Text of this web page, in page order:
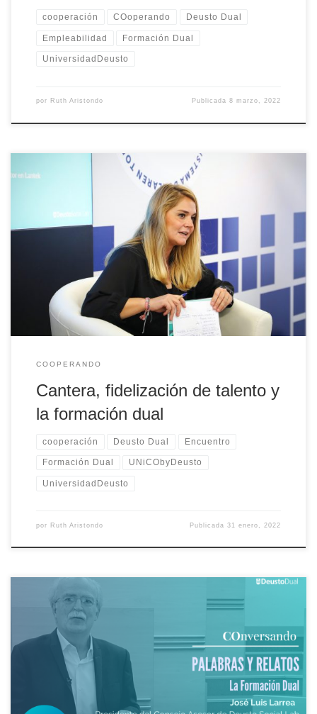
cooperación COoperando Deusto Dual
Empleabilidad Formación Dual
UniversidadDeusto
por Ruth Aristondo Publicada8 marzo, 2022
Gemma Nogales, directora de Desarrollo de Personas en Lantek,
responde a las preguntas que le lanzaron en el encuentro
UNi&CO,, celebrado el 26 de octubre de 2021, y que trató el tema
del futuro de la educación y el empleo, así como el papel de la
COOPERANDO
Cantera, fidelización de talento y
la formación dual
cooperación Deusto Dual Encuentro
Formación Dual UNiCObyDeusto
UniversidadDeusto
por Ruth Aristondo Publicada31 enero, 2022
José Luis Larrea, Presidente del Consejo Asesor de Deusto Social
Lab, nos habla en este vídeo sobre la importancia de las palabras,
sobre la clave de cómo utilizamos el lenguaje las personas a la
hora de imaginar, comunicar y COoperar. Éste es el vehículo para
activar las relaciones que nos llevan a la COoperación al servicio
de un futuro común imaginado.